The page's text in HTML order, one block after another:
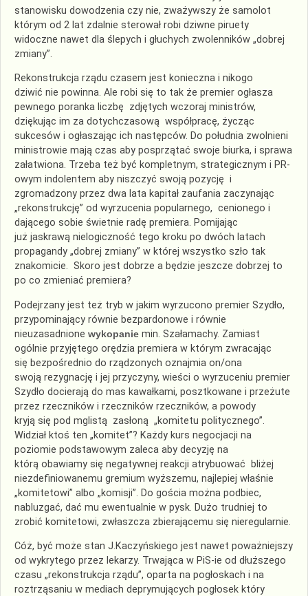
stanowisku dowodzenia czy nie, zważywszy że samolot
którym od 2 lat zdalnie sterował robi dziwne piruety
widoczne nawet dla ślepych i głuchych zwolenników „dobrej
zmiany”.
Rekonstrukcja rządu czasem jest konieczna i nikogo
dziwić nie powinna. Ale robi się to tak że premier ogłasza
pewnego poranka liczbę zdjętych wczoraj ministrów,
dziękując im za dotychczasową współpracę, życząc
sukcesów i ogłaszając ich następców. Do południa zwolnieni
ministrowie mają czas aby posprzątać swoje biurka, i sprawa
załatwiona. Trzeba też być kompletnym, strategicznym i PR-
owym indolentem aby niszczyć swoją pozycję i
zgromadzony przez dwa lata kapitał zaufania zaczynając
„rekonstrukcję” od wyrzucenia popularnego, cenionego i
dającego sobie świetnie radę premiera. Pomijając
już jaskrawą nielogiczność tego kroku po dwóch latach
propagandy „dobrej zmiany” w której wszystko szło tak
znakomicie. Skoro jest dobrze a będzie jeszcze dobrzej to
po co zmieniać premiera?
Podejrzany jest też tryb w jakim wyrzucono premier Szydło,
przypominający równie bezpardonowe i równie
nieuzasadnione wykopanie min. Szałamachy. Zamiast
ogólnie przyjętego orędzia premiera w którym zwracając
się bezpośrednio do rządzonych oznajmia on/ona
swoją rezygnację i jej przyczyny, wieści o wyrzuceniu premier
Szydło docierają do mas kawałkami, posztkowane i przeżute
przez rzeczników i rzeczników rzeczników, a powody
kryją się pod mglistą zasłoną „komitetu politycznego”.
Widział ktoś ten „komitet”? Każdy kurs negocjacji na
poziomie podstawowym zaleca aby decyzję na
którą obawiamy się negatywnej reakcji atrybuować bliżej
niezdefiniowanemu gremium wyższemu, najlepiej właśnie
„komitetowi” albo „komisji”. Do gościa można podbiec,
nabluzgać, dać mu ewentualnie w pysk. Dużo trudniej to
zrobić komitetowi, zwłaszcza zbierającemu się nieregularnie.
Cóż, być może stan J.Kaczyńskiego jest nawet poważniejszy
od wykrytego przez lekarzy. Trwająca w PiS-ie od dłuższego
czasu „rekonstrukcja rządu”, oparta na pogłoskach i na
roztrząsaniu w mediach deprymujących pogłosek który